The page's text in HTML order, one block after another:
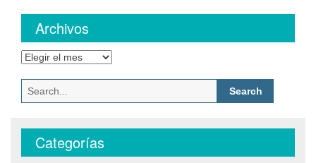
Archivos
Categorías